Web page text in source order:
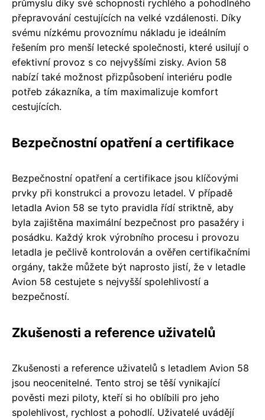
průmyslu díky své schopnosti rychlého a pohodlného
přepravování cestujících na velké vzdálenosti. Díky
svému nízkému provoznímu nákladu je ideálním
řešením pro menší letecké společnosti, které usilují o
efektivní provoz s co nejvyššími zisky. Avion 58
nabízí také možnost přizpůsobení interiéru podle
potřeb zákazníka, a tím maximalizuje komfort
cestujících.
Bezpečnostní opatření a certifikace
Bezpečnostní opatření a certifikace jsou klíčovými
prvky při konstrukci a provozu letadel. V případě
letadla Avion 58 se tyto pravidla řídí striktně, aby
byla zajištěna maximální bezpečnost pro pasažéry i
posádku. Každý krok výrobního procesu i provozu
letadla je pečlivě kontrolován a ověřen certifikačními
orgány, takže můžete být naprosto jistí, že v letadle
Avion 58 cestujete s nejvyšší spolehlivostí a
bezpečností.
Zkušenosti a reference uživatelů
Zkušenosti a reference uživatelů s letadlem Avion 58
jsou neocenitelné. Tento stroj se těší vynikající
pověsti mezi piloty, kteří si ho oblíbili pro jeho
spolehlivost, rychlost a pohodlí. Uživatelé uvádějí